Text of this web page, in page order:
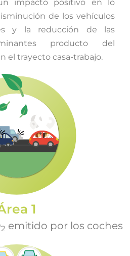
impacto positivo en lo
de los vehículos
y la reducción de las
producto del
el trayecto casa-trabajo.
1
2 emitido por los coches